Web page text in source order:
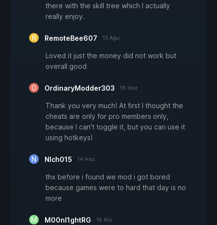
there with the skill tree which I actually
really enjoy.
RemoteBee607 13 Ağu
Loved it just the money did not work but
overall good
OrdinaryModder303 18 Haz
Thank you very much! At first I thought the
cheats are only for pro members only,
because I can't toggle it, but you can use it
using hotkeys!
Nlch015 14 Haz
thx before i found we mod i got bored
because games were to hard that day is no
more
M00nl1ghtRG 18 Nis